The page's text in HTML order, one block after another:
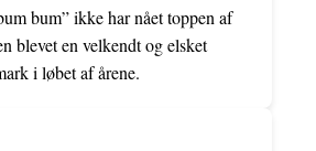
bum” ikke har nået toppen af
blevet en velkendt og elsket
i løbet af årene.